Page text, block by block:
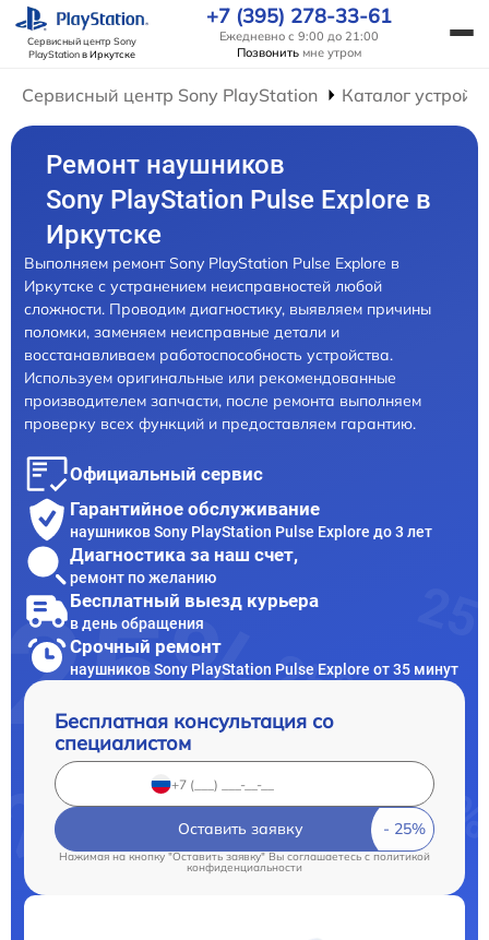
Сервисный центр Sony
PlayStationв Иркутске
+7 (395) 278-33-61
Ежедневно с 9:00 до 21:00
Позвонить мне утром
Сервисный центр Sony PlayStation Каталог
Ремонт наушников
Sony PlayStation Pulse Explore в
Иркутске
Выполняем ремонт Sony PlayStation Pulse Explore в
Иркутске с устранением неисправностей любой
сложности. Проводим диагностику, выявляем причины
поломки, заменяем неисправные детали и
восстанавливаем работоспособность устройства.
Используем оригинальные или рекомендованные
производителем запчасти, после ремонта выполняем
проверку всех функций и предоставляем гарантию.
Официальный сервис
Гарантийное обслуживание
наушников Sony PlayStation Pulse Explore до 3 лет
Диагностика за наш счет,
ремонт по желанию
Бесплатный выезд курьера
в день обращения
Срочный ремонт
наушников Sony PlayStation Pulse Explore от 35 минут
Бесплатная консультация со
специалистом
Оставить заявку
Нажимая на кнопку "Оставить заявку" Вы соглашаетесь cполитикой
конфиденциальности